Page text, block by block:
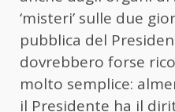
‘misteri’ sulle due
pubblica del
dovrebbero forse
molto semplice:
il Presidente ha il